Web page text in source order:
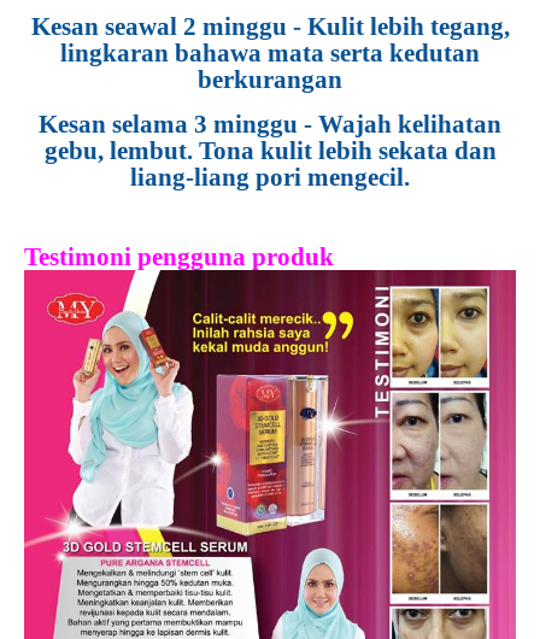
Kesan seawal 2 minggu - Kulit lebih tegang,
lingkaran bahawa mata serta kedutan
berkurangan
Kesan selama 3 minggu - Wajah kelihatan
gebu, lembut. Tona kulit lebih sekata dan
liang-liang pori mengecil.
Testimoni pengguna produk